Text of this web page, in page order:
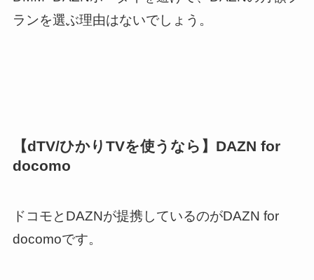
ランを選ぶ理由はないでしょう。
【dTV/ひかりTVを使うなら】DAZN for
docomo
ドコモとDAZNが提携しているのがDAZN for
docomoです。